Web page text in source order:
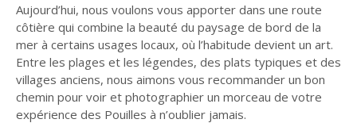
Aujourd’hui, nous voulons vous apporter dans une route
côtière qui combine la beauté du paysage de bord de la
mer à certains usages locaux, où l’habitude devient un art.
Entre les plages et les légendes, des plats typiques et des
villages anciens, nous aimons vous recommander un bon
chemin pour voir et photographier un morceau de votre
expérience des Pouilles à n’oublier jamais.